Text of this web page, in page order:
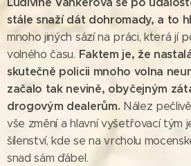
stále snaží dát dohromady, a to
mnoho jiných sází na práci, která jí
volného času. Faktem je, že
skutečně policii mnoho volna
začalo tak nevině, obyčejným
drogovým dealerům. Nález
vše změní a hlavní vyšetřovací tým
šílenství, kde se na vrcholu
snad sám ďábel.